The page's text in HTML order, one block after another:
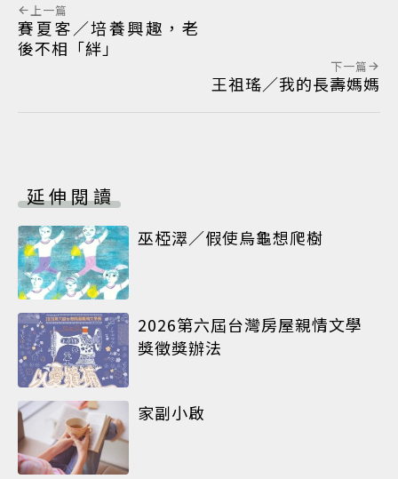
上一篇
賽夏客／培養興趣，老
後不相「絆」
下一篇
王祖瑤／我的長壽媽媽
延伸閱讀
巫椏濢／假使烏龜想爬樹
2026第六屆台灣房屋親情文學
獎徵獎辦法
家副小啟